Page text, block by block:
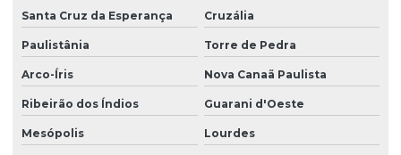
Santa Cruz da Esperança Cruzália
Paulistânia Torre de Pedra
Arco-Íris Nova Canaã Paulista
Ribeirão dos Índios Guarani d'Oeste
Mesópolis Lourdes